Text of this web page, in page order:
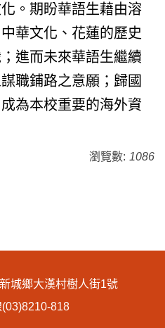
。期盼華語生藉由溶
華文化、花蓮的歷史
進而未來華語生繼續
職鋪路之意願；歸國
為本校重要的海外資
瀏覽數: 1086
城鄉大漢村樹人街1號
818